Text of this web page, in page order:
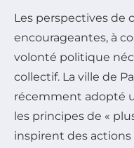
Les perspectives de
encourageantes, à
volonté politique
collectif. La ville de
récemment adopté
les principes de «
inspirent des